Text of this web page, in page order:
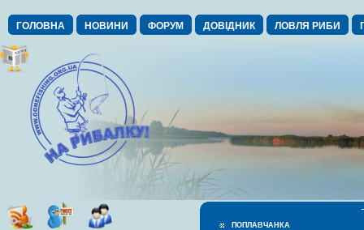
ГОЛОВНА НОВИНИ ФОРУМ ДОВІДНИК ЛОВЛЯ РИБИ
ПОПЛАВЧАНКА